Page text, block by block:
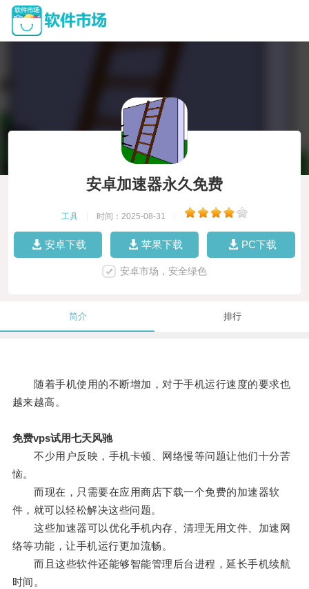
安卓加速器永久免费
工具 时间：2025-08-31
安卓下载 苹果下载 PC下载
安卓市场，安全绿色
简介 排行
随着手机使用的不断增加，对于手机运行速度的要求也
越来越高。
免费vps试用七天风驰
不少用户反映，手机卡顿、网络慢等问题让他们十分苦
恼。
而现在，只需要在应用商店下载一个免费的加速器软
件，就可以轻松解决这些问题。
这些加速器可以优化手机内存、清理无用文件、加速网
络等功能，让手机运行更加流畅。
而且这些软件还能够智能管理后台进程，延长手机续航
时间。